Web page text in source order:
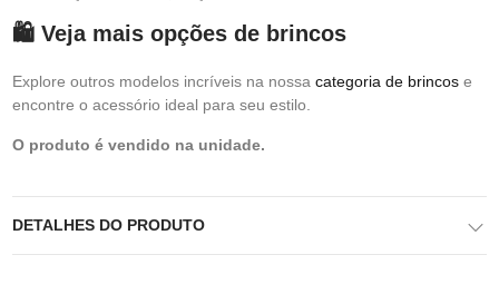
🛍️ Veja mais opções de brincos
Explore outros modelos incríveis na nossa categoria de brincos e
encontre o acessório ideal para seu estilo.
O produto é vendido na unidade.
DETALHES DO PRODUTO